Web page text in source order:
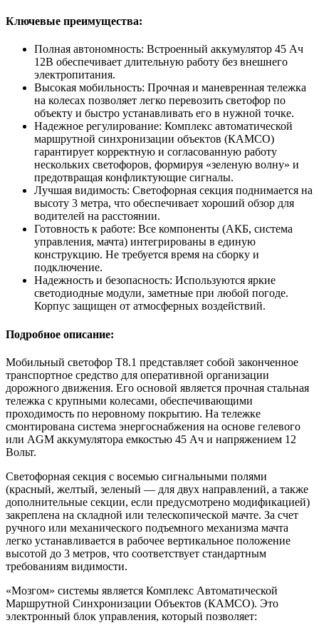
Ключевые преимущества:
Полная автономность: Встроенный аккумулятор 45 Ач
12В обеспечивает длительную работу без внешнего
электропитания.
Высокая мобильность: Прочная и маневренная тележка
на колесах позволяет легко перевозить светофор по
объекту и быстро устанавливать его в нужной точке.
Надежное регулирование: Комплекс автоматической
маршрутной синхронизации объектов (КАМСО)
гарантирует корректную и согласованную работу
нескольких светофоров, формируя «зеленую волну» и
предотвращая конфликтующие сигналы.
Лучшая видимость: Светофорная секция поднимается на
высоту 3 метра, что обеспечивает хороший обзор для
водителей на расстоянии.
Готовность к работе: Все компоненты (АКБ, система
управления, мачта) интегрированы в единую
конструкцию. Не требуется время на сборку и
подключение.
Надежность и безопасность: Используются яркие
светодиодные модули, заметные при любой погоде.
Корпус защищен от атмосферных воздействий.
Подробное описание:
Мобильный светофор T8.1 представляет собой законченное
транспортное средство для оперативной организации
дорожного движения. Его основой является прочная стальная
тележка с крупными колесами, обеспечивающими
проходимость по неровному покрытию. На тележке
смонтирована система энергоснабжения на основе гелевого
или AGM аккумулятора емкостью 45 Ач и напряжением 12
Вольт.
Светофорная секция с восемью сигнальными полями
(красный, желтый, зеленый — для двух направлений, а также
дополнительные секции, если предусмотрено модификацией)
закреплена на складной или телескопической мачте. За счет
ручного или механического подъемного механизма мачта
легко устанавливается в рабочее вертикальное положение
высотой до 3 метров, что соответствует стандартным
требованиям видимости.
«Мозгом» системы является Комплекс Автоматической
Маршрутной Синхронизации Объектов (КАМСО). Это
электронный блок управления, который позволяет: